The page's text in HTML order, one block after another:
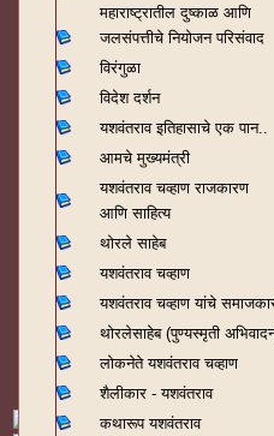
महाराष्ट्रातील दुष्काळ आणि
जलसंपत्तीचे नियोजन परिसंवाद
विरंगुळा
विदेश दर्शन
यशवंतराव इतिहासाचे एक पान..
आमचे मुख्यमंत्री
यशवंतराव चव्हाण राजकारण
आणि साहित्य
थोरले साहेब
यशवंतराव चव्हाण
यशवंतराव चव्हाण यांचे
थोरलेसाहेब (पुण्यस्मृती
लोकनेते यशवंतराव चव्हाण
शैलीकार - यशवंतराव
कथारूप यशवंतराव